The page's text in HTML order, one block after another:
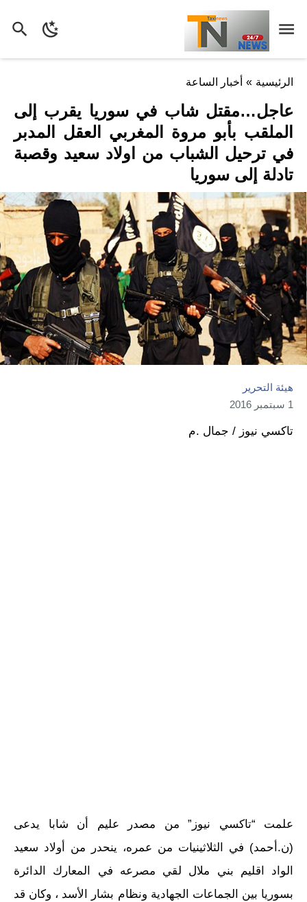
الرئيسية » أخبار الساعة
عاجل…مقتل شاب في سوريا يقرب إلى
الملقب بأبو مروة المغربي العقل المدبر
في ترحيل الشباب من اولاد سعيد وقصبة
تادلة إلى سوريا
هيئة التحرير
1 سبتمبر 2016
تاكسي نيوز / جمال .م
علمت “تاكسي نيوز” من مصدر عليم أن شابا يدعى
(ن.أحمد) في الثلاثينيات من عمره، ينحدر من أولاد سعيد
الواد اقليم بني ملال لقي مصرعه في المعارك الدائرة
بسوريا بين الجماعات الجهادية ونظام بشار الأسد ، وكان قد